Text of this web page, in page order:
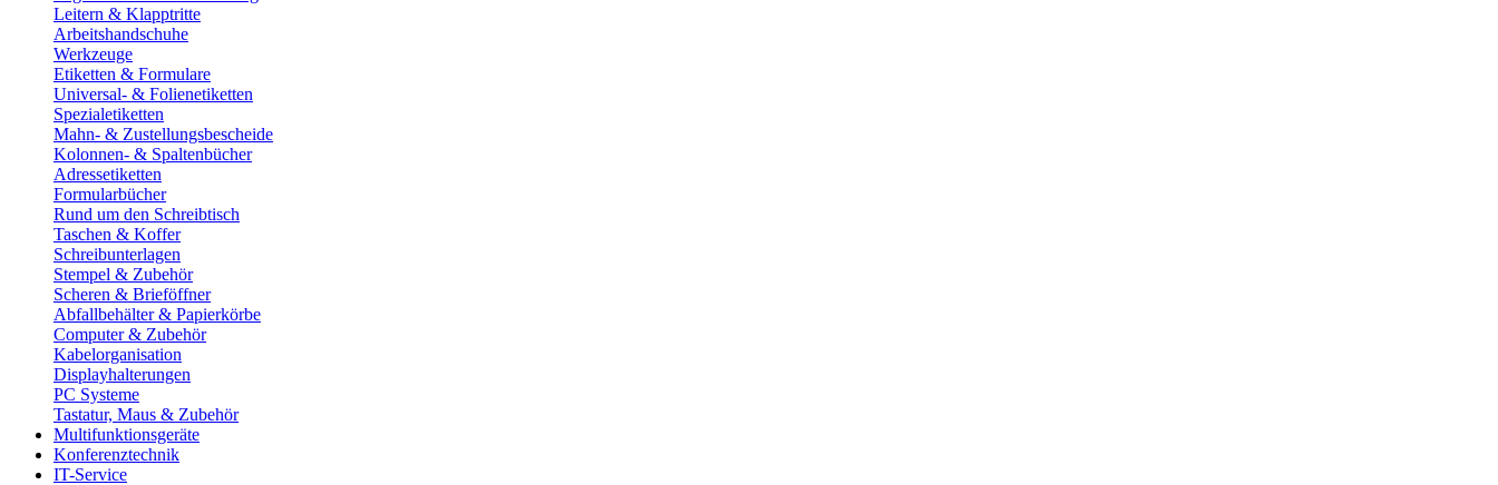
Leitern & Klapptritte
Arbeitshandschuhe
Werkzeuge
Etiketten & Formulare
Universal- & Folienetiketten
Spezialetiketten
Mahn- & Zustellungsbescheide
Kolonnen- & Spaltenbücher
Adressetiketten
Formularbücher
Rund um den Schreibtisch
Taschen & Koffer
Schreibunterlagen
Stempel & Zubehör
Scheren & Brieföffner
Abfallbehälter & Papierkörbe
Computer & Zubehör
Kabelorganisation
Displayhalterungen
PC Systeme
Tastatur, Maus & Zubehör
Multifunktionsgeräte
Konferenztechnik
IT-Service